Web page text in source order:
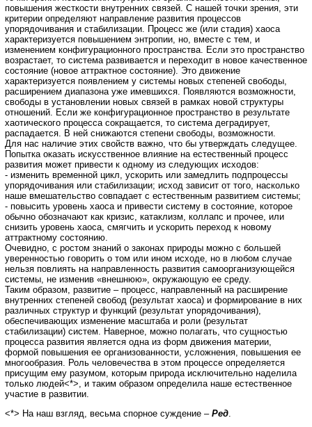
повышения жесткости внутренних связей. С нашей точки зрения, эти
критерии определяют направление развития процессов
упорядочивания и стабилизации. Процесс же (или стадия) хаоса
характеризуется повышением энтропии, но, вместе с тем, и
изменением конфигурационного пространства. Если это пространство
возрастает, то система развивается и переходит в новое качественное
состояние (новое аттрактное состояние). Это движение
характеризуется появлением у системы новых степеней свободы,
расширением диапазона уже имевшихся. Появляются возможности,
свободы в установлении новых связей в рамках новой структуры
отношений. Если же конфигурационное пространство в результате
хаотического процесса сокращается, то система деградирует,
распадается. В ней снижаются степени свободы, возможности.
Для нас наличие этих свойств важно, что бы утверждать следущее.
Попытка оказать искусственное влияние на естественный процесс
развития может привести к одному из следующих исходов:
- изменить временной цикл, ускорить или замедлить подпроцессы
упорядочивания или стабилизации; исход зависит от того, насколько
наше вмешательство совпадает с естественным развитием системы;
- повысить уровень хаоса и привести систему в состояние, которое
обычно обозначают как кризис, катаклизм, коллапс и прочее, или
снизить уровень хаоса, смягчить и ускорить переход к новому
аттрактному состоянию.
Очевидно, с ростом знаний о законах природы можно с большей
уверенностью говорить о том или ином исходе, но в любом случае
нельзя повлиять на направленность развития самоорганизующейся
системы, не изменив «внешнюю», окружающую ее среду.
Таким образом, развитие – процесс, направленный на расширение
внутренних степеней свобод (результат хаоса) и формирование в них
различных структур и функций (результат упорядочивания),
обеспечивающих изменение масштаба и роли (результат
стабилизации) систем. Наверное, можно полагать, что сущностью
процесса развития является одна из форм движения материи,
формой повышения ее организованности, усложнения, повышения ее
многообразия. Роль человечества в этом процессе определяется
присущим ему разумом, которым природа исключительно наделила
только людей<*>, и таким образом определила наше естественное
участие в развитии.
<*> На наш взгляд, весьма спорное суждение – Ред.